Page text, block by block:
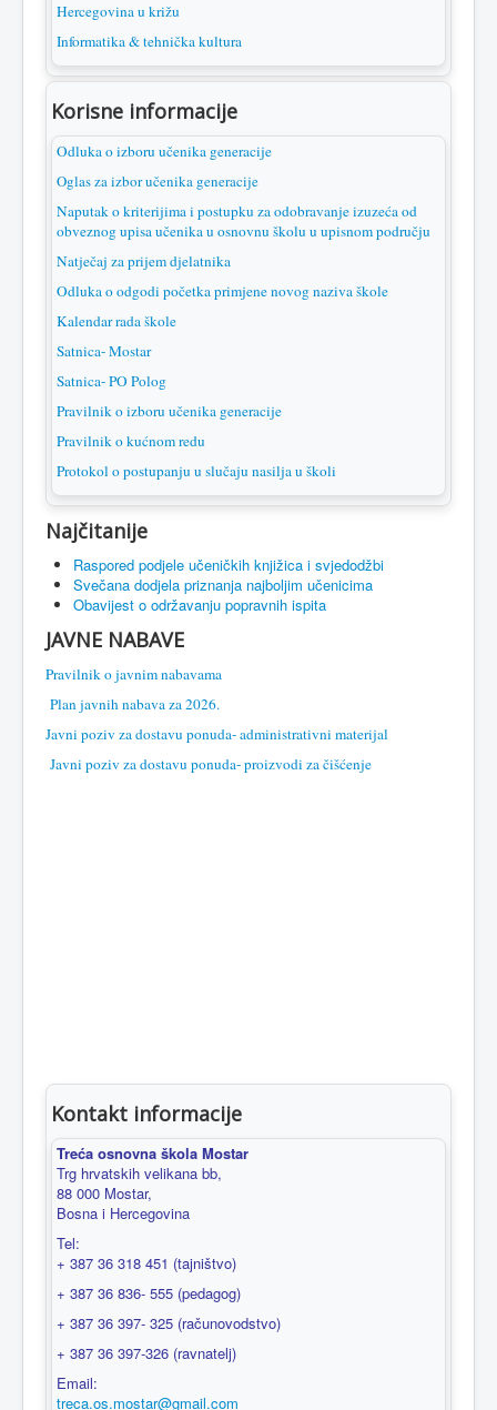
Hercegovina u križu
Informatika & tehnička kultura
Korisne informacije
Odluka o izboru učenika generacije
Oglas za izbor učenika generacije
Naputak o kriterijima i postupku za odobravanje izuzeća od
obveznog upisa učenika u osnovnu školu u upisnom području
Natječaj za prijem djelatnika
Odluka o odgodi početka primjene novog naziva škole
Kalendar rada škole
Satnica- Mostar
Satnica- PO Polog
Pravilnik o izboru učenika generacije
Pravilnik o kućnom redu
Protokol o postupanju u slučaju nasilja u školi
Najčitanije
Raspored podjele učeničkih knjižica i svjedodžbi
Svečana dodjela priznanja najboljim učenicima
Obavijest o održavanju popravnih ispita
JAVNE NABAVE
Pravilnik o javnim nabavama
Plan javnih nabava za 2026.
Javni poziv za dostavu ponuda- administrativni materijal
Javni poziv za dostavu ponuda- proizvodi za čišćenje
Kontakt informacije
Treća osnovna škola Mostar
Trg hrvatskih velikana bb,
88 000 Mostar,
Bosna i Hercegovina
Tel:
+ 387 36 318 451 (tajništvo)
+ 387 36 836- 555 (pedagog)
+ 387 36 397- 325 (računovodstvo)
+ 387 36 397-326 (ravnatelj)
Email:
treca.os.mostar@gmail.com